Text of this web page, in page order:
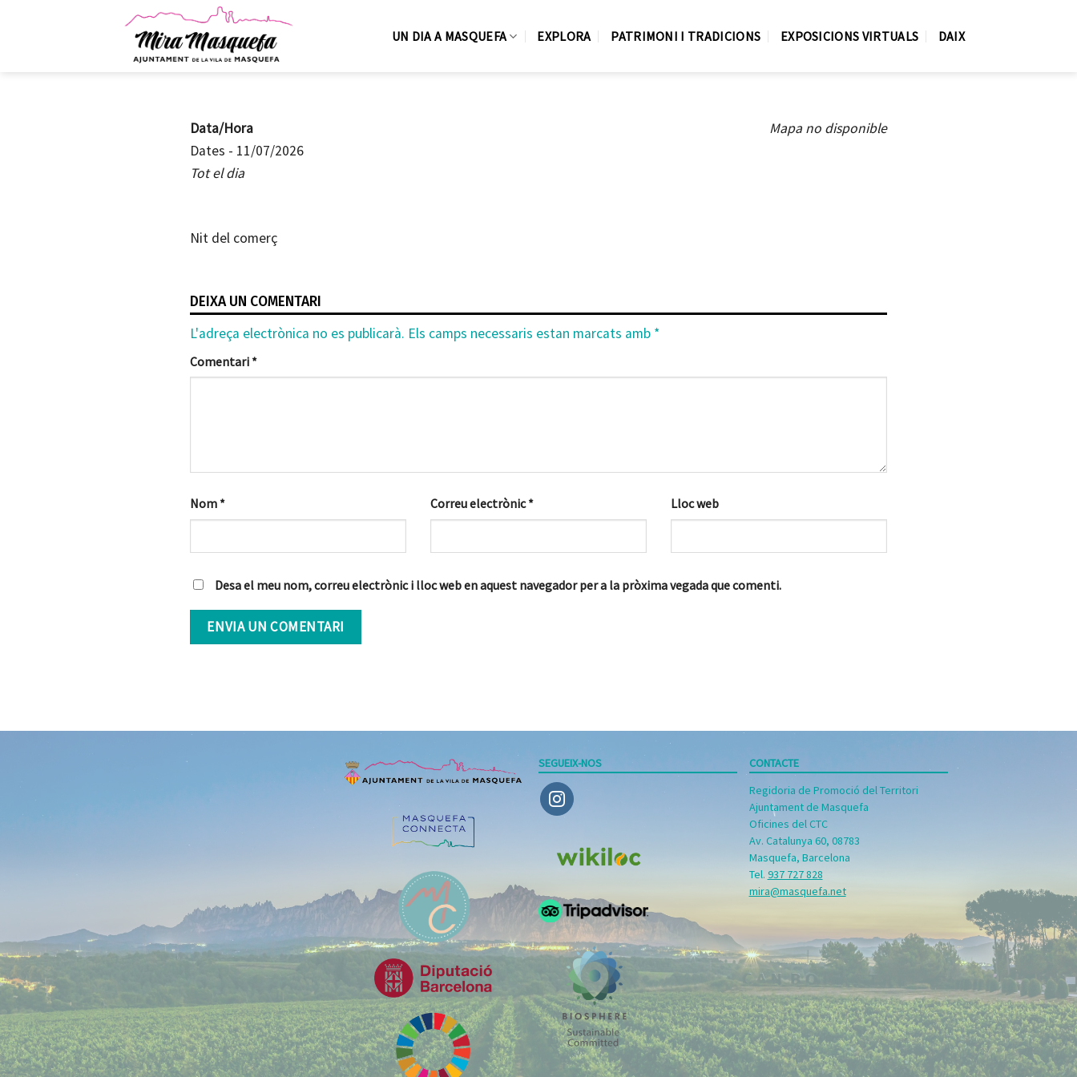
UN DIA A MASQUEFA EXPLORA PATRIMONI I TRADICIONS EXPOSICIONS VIRTUALS DAIX
Mapa no disponible
Data/Hora
Dates - 11/07/2026
Tot el dia
Nit del comerç
DEIXA UN COMENTARI
L'adreça electrònica no es publicarà. Els camps necessaris estan marcats amb *
Comentari *
Nom * Correu electrònic* Lloc web
Desa el meu nom, correu electrònic i lloc web en aquest navegador per a la pròxima vegada que comenti.
Alternative:
SEGUEIX-NOS
CONTACTE
Regidoria de Promoció del Territori
Ajuntament de Masquefa
Oficines del CTC
Av. Catalunya 60, 08783
Masquefa, Barcelona
Tel. 937 727 828
mira@masquefa.net